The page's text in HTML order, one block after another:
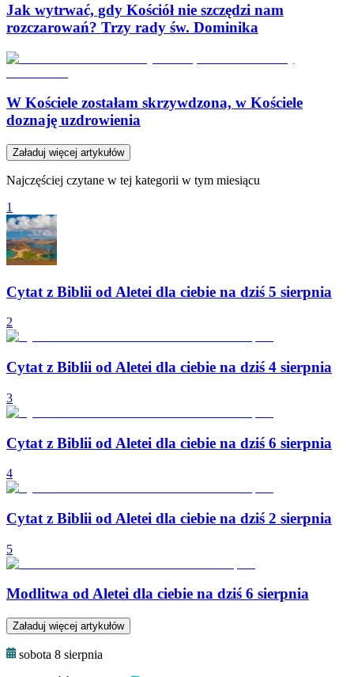
Jak wytrwać, gdy Kościół nie szczędzi nam
rozczarowań? Trzy rady św. Dominika
W Kościele zostałam skrzywdzona, w Kościele
doznaję uzdrowienia
Załaduj więcej artykułów
Najczęściej czytane w tej kategorii w tym miesiącu
1
Cytat z Biblii od Aletei dla ciebie na dziś 5 sierpnia
2
Cytat z Biblii od Aletei dla ciebie na dziś 4 sierpnia
3
Cytat z Biblii od Aletei dla ciebie na dziś 6 sierpnia
4
Cytat z Biblii od Aletei dla ciebie na dziś 2 sierpnia
5
Modlitwa od Aletei dla ciebie na dziś 6 sierpnia
Załaduj więcej artykułów
sobota 8 sierpnia